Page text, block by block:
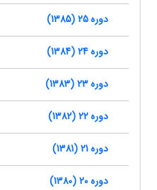
دوره 25 (1385)
دوره 24 (1384)
دوره 23 (1383)
دوره 22 (1382)
دوره 21 (1381)
دوره 20 (1380)